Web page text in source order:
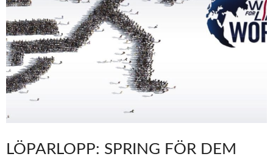
LÖPARLOPP: SPRING FÖR DEM